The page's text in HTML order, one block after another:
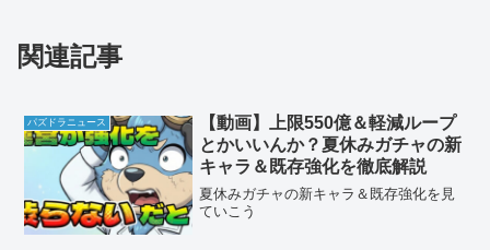
関連記事
パズドラニュース
【動画】上限550億＆軽減ループ
とかいいんか？夏休みガチャの新
キャラ＆既存強化を徹底解説
夏休みガチャの新キャラ＆既存強化を見
ていこう